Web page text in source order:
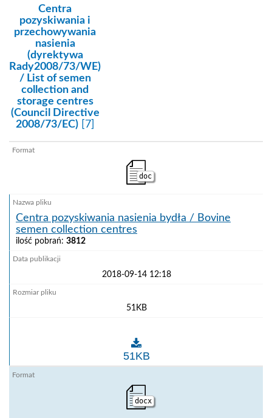
kategoria:
Centra
pozyskiwania i
przechowywania
nasienia
(dyrektywa
Rady2008/73/WE)
/ List of semen
collection and
storage centres
(Council Directive
2008/73/EC)[7]
doc
Centra pozyskiwania nasienia bydła / Bovine
semen collection centres
ilość pobrań: 3812
2018-09-14 12:18
51KB
Centra pozyskiwania nasienia bydła / Bovine
51KB
docx